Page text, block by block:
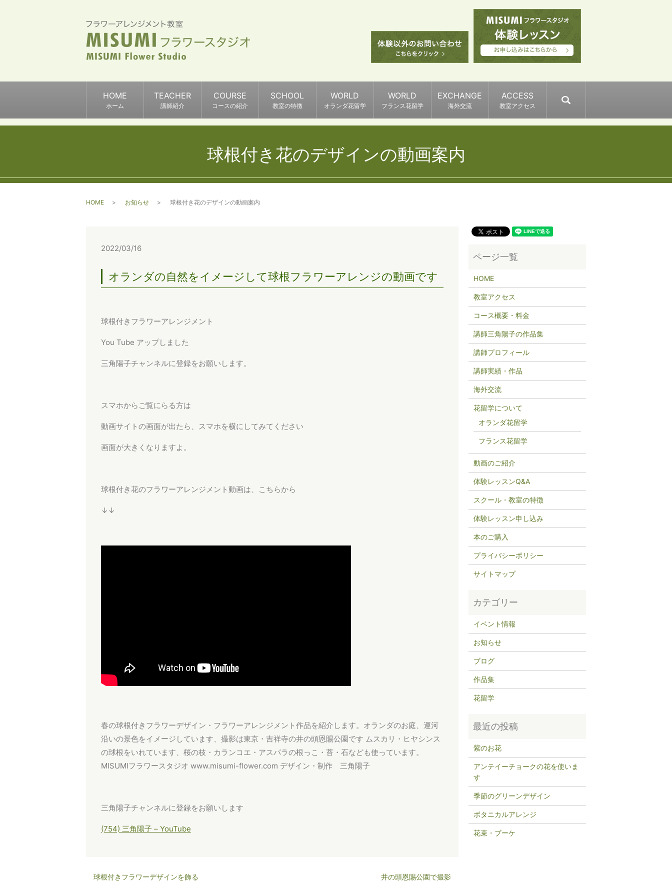
HOME
ホーム
TEACHER
講師紹介
COURSE
コースの紹介
SCHOOL
教室の特徴
WORLD
オランダ花留学
WORLD
フランス花留学
EXCHANGE
海外交流
ACCESS
教室アクセス
球根付き花のデザインの動画案内
HOME お知らせ 球根付き花のデザインの動画案内
2022/03/16
オランダの自然をイメージして球根フラワーアレンジの動画です
球根付きフラワーアレンジメント
You Tube アップしました
三角陽子チャンネルに登録をお願いします。
スマホからご覧にらる方は
動画サイトの画面が出たら、スマホを横にしてみてください
画面が大きくなりますよ。
球根付き花のフラワーアレンジメント動画は、こちらから
↓↓
春の球根付きフラワーデザイン・フラワーアレンジメント作品を紹介します。オランダのお庭、運河
沿いの景色をイメージしています、撮影は東京・吉祥寺の井の頭恩賜公園です ムスカリ・ヒヤシンス
の球根をいれています、桜の枝・カランコエ・アスパラの根っこ・苔・石なども使っています。
MISUMIフラワースタジオ www.misumi-flower.com デザイン・制作 三角陽子
三角陽子チャンネルに登録をお願いします
(754) 三角陽子 – YouTube
球根付きフラワーデザインを飾る 井の頭恩賜公園で撮影
HOME
教室アクセス
コース概要・料金
講師三角陽子の作品集
講師プロフィール
講師実績・作品
海外交流
花留学について
オランダ花留学
フランス花留学
動画のご紹介
体験レッスンQ&A
スクール・教室の特徴
体験レッスン申し込み
本のご購入
プライバシーポリシー
サイトマップ
イベント情報
お知らせ
ブログ
作品集
花留学
紫のお花
アンテイーチョークの花を使いま
す
季節のグリーンデザイン
ボタニカルアレンジ
花束・ブーケ